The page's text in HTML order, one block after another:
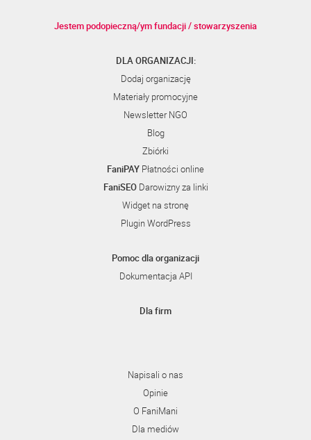
Jestem podopieczną/ym fundacji / stowarzyszenia
DLA ORGANIZACJI:
Dodaj organizację
Materiały promocyjne
Newsletter NGO
Blog
Zbiórki
FaniPAY Płatności online
FaniSEODarowizny za linki
Widget na stronę
Plugin WordPress
Pomoc dla organizacji
Dokumentacja API
Dla firm
Napisali o nas
Opinie
O FaniMani
Dla mediów